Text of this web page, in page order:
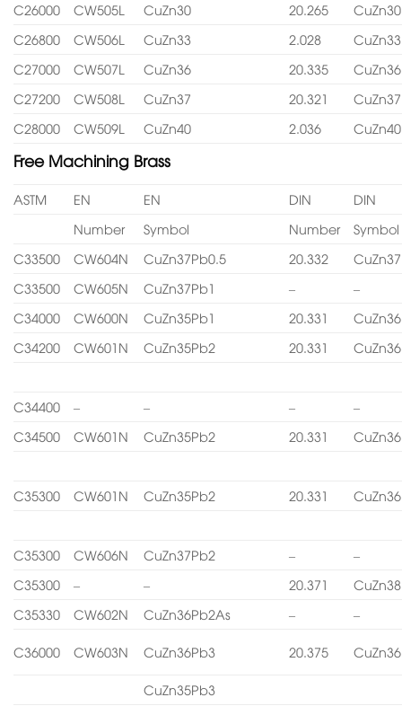
C26000
CW505L CuZn30 20.265
CuZn30
C26800
CW506L CuZn33 2.028
CuZn33
C27000
CW507L CuZn36 20.335
CuZn36
C27200
CW508L CuZn37 20.321
CuZn37
C28000
CW509L CuZn40 2.036 CuZn40
Free Machining Brass
ASTM EN EN DIN
DIN
Number
Symbol Number
Symbol
C33500
CW604N CuZn37Pb0.5 20.332
C33500
CW605N CuZn37Pb1 –
–
C34000
CW600N CuZn35Pb1 20.331
C34200
CW601N CuZn35Pb2 20.331
C34400 – – –
–
C34500
CW601N CuZn35Pb2 20.331
C35300 CW601N CuZn35Pb2 20.331
C35300 CW606N CuZn37Pb2 –
–
C35300
– – 20.371
C35330
CW602N CuZn36Pb2As – –
C36000 CW603N CuZn36Pb3 20.375
CuZn35Pb3